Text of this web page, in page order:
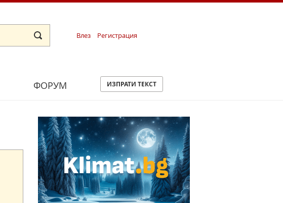
Влез Регистрация
ФОРУМ ИЗПРАТИ ТЕКСТ